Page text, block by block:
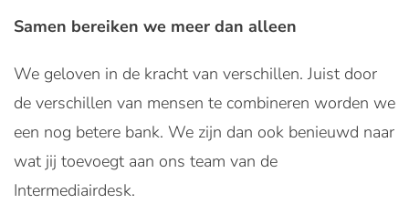
Samen bereiken we meer dan alleen
We geloven in de kracht van verschillen. Juist door
de verschillen van mensen te combineren worden we
een nog betere bank. We zijn dan ook benieuwd naar
wat jij toevoegt aan ons team van de
Intermediairdesk.